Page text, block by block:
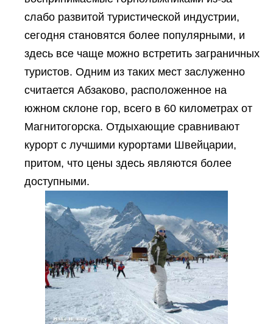
слабо развитой туристической индустрии,
сегодня становятся более популярными, и
здесь все чаще можно встретить заграничных
туристов. Одним из таких мест заслуженно
считается Абзаково, расположенное на
южном склоне гор, всего в 60 километрах от
Магнитогорска. Отдыхающие сравнивают
курорт с лучшими курортами Швейцарии,
притом, что цены здесь являются более
доступными.